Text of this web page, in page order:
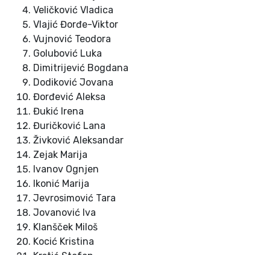
Veličković Vladica
Vlajić Đorđe-Viktor
Vujnović Teodora
Golubović Luka
Dimitrijević Bogdana
Dodiković Jovana
Đorđević Aleksa
Đukić Irena
Đuričković Lana
Živković Aleksandar
Zejak Marija
Ivanov Ognjen
Ikonić Marija
Jevrosimović Tara
Jovanović Iva
Klanšček Miloš
Kocić Kristina